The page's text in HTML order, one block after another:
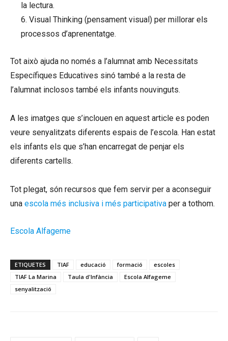
la lectura.
6. Visual Thinking (pensament visual) per millorar els
processos d’aprenentatge.
Tot això ajuda no només a l’alumnat amb Necessitats
Específiques Educatives sinó també a la resta de
l’alumnat inclosos també els infants nouvinguts.
A les imatges que s’inclouen en aquest article es poden
veure senyalitzats diferents espais de l’escola. Han estat
els infants els que s’han encarregat de penjar els
diferents cartells.
Tot plegat, són recursos que fem servir per a aconseguir
una escola més inclusiva i més participativa per a tothom.
Escola Alfageme
ETIQUETES TIAF educació formació
escoles
TIAF La Marina
Taula d'Infància
Escola Alfageme
senyalització